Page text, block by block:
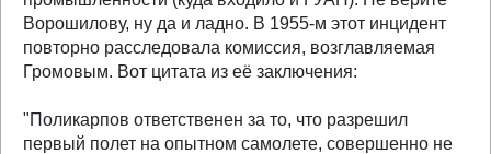
Ворошилову, ну да и ладно. В 1955-м этот инцидент
повторно расследовала комиссия, возглавляемая
Громовым. Вот цитата из её заключения:
"Поликарпов ответственен за то, что разрешил
первый полет на опытном самолете, совершенно не